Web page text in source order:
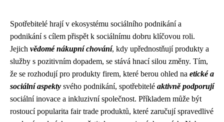
Spotřebitelé hrají v ekosystému sociálního podnikání a
podnikání s cílem přispět k sociálnímu dobru klíčovou roli.
Jejich vědomé nákupní chování, kdy upřednostňují produkty a
služby s pozitivním dopadem, se stává hnací silou změny. Tím,
že se rozhodují pro produkty firem, které berou ohled na etické a
sociální aspekty svého podnikání, spotřebitelé aktivně podporují
sociální inovace a inkluzivní společnost. Příkladem může být
rostoucí popularita fair trade produktů, které zaručují spravedlivé